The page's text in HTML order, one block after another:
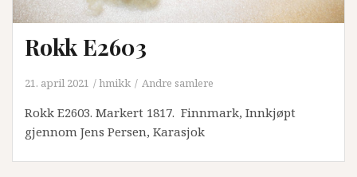
Rokk E2603
21. april 2021 hmikk Andre samlere
Rokk E2603. Markert 1817. Finnmark, Innkjøpt
gjennom Jens Persen, Karasjok